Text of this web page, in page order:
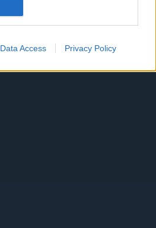
Data Access Privacy Policy